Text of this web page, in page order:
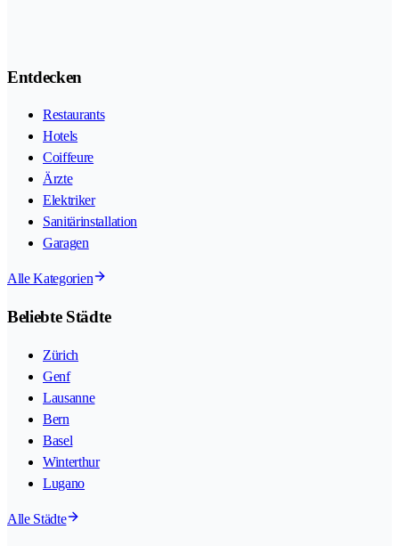
Entdecken
Restaurants
Hotels
Coiffeure
Ärzte
Elektriker
Sanitärinstallation
Garagen
Alle Kategorien
Beliebte Städte
Zürich
Genf
Lausanne
Bern
Basel
Winterthur
Lugano
Alle Städte